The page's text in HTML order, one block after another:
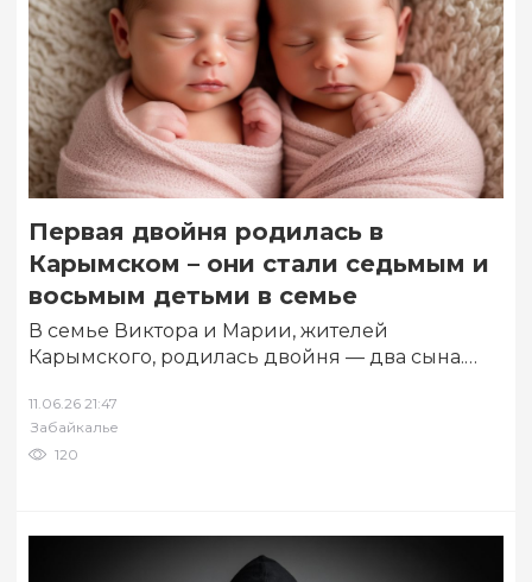
Первая двойня родилась в
Карымском – они стали седьмым и
восьмым детьми в семье
В семье Виктора и Марии, жителей
Карымского, родилась двойня — два сына.
11.06.26 21:47
Забайкалье
120